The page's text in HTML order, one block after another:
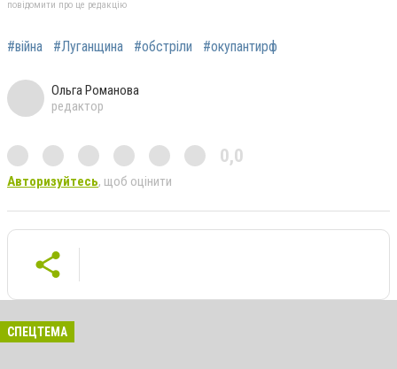
повідомити про це редакцію
#війна #Луганщина #обстріли #окупантирф
Ольга Романова
редактор
0,0
Авторизуйтесь, щоб оцінити
СПЕЦТЕМА